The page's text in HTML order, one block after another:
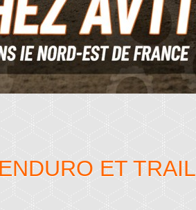
ET TRAIL